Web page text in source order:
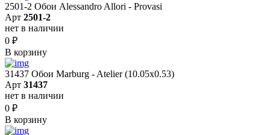
2501-2 Обои Alessandro Allori - Provasi
Арт 2501-2
нет в наличии
0 ₽
В корзину
31437 Обои Marburg - Atelier (10.05х0.53)
Арт 31437
нет в наличии
0 ₽
В корзину